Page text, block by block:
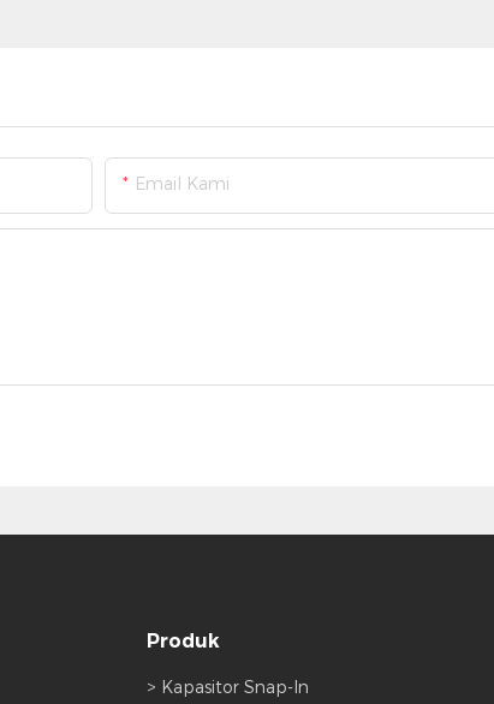
Email Kami
Produk
> Kapasitor Snap-In